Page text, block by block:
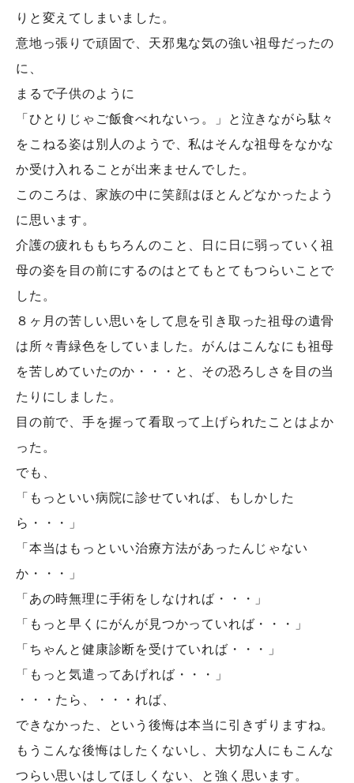
りと変えてしまいました。
意地っ張りで頑固で、天邪鬼な気の強い祖母だったの
に、
まるで子供のように
「ひとりじゃご飯食べれないっ。」と泣きながら駄々
をこねる姿は別人のようで、私はそんな祖母をなかな
か受け入れることが出来ませんでした。
このころは、家族の中に笑顔はほとんどなかったよう
に思います。
介護の疲れももちろんのこと、日に日に弱っていく祖
母の姿を目の前にするのはとてもとてもつらいことで
した。
８ヶ月の苦しい思いをして息を引き取った祖母の遺骨
は所々青緑色をしていました。がんはこんなにも祖母
を苦しめていたのか・・・と、その恐ろしさを目の当
たりにしました。
目の前で、手を握って看取って上げられたことはよか
った。
でも、
「もっといい病院に診せていれば、もしかした
ら・・・」
「本当はもっといい治療方法があったんじゃない
か・・・」
「あの時無理に手術をしなければ・・・」
「もっと早くにがんが見つかっていれば・・・」
「ちゃんと健康診断を受けていれば・・・」
「もっと気遣ってあげれば・・・」
・・・たら、・・・れば、
できなかった、という後悔は本当に引きずりますね。
もうこんな後悔はしたくないし、大切な人にもこんな
つらい思いはしてほしくない、と強く思います。